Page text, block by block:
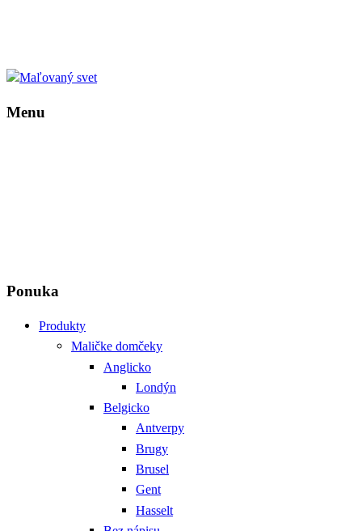
Menu
Ponuka
Produkty
Maličke domčeky
Anglicko
Londýn
Belgicko
Antverpy
Brugy
Brusel
Gent
Hasselt